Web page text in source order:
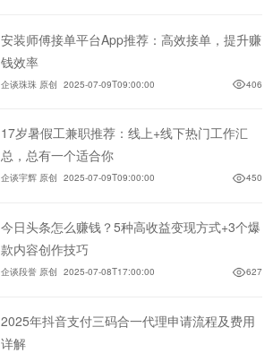
安装师傅接单平台App推荐：高效接单，提升赚
钱效率
企谈珠珠 原创 2025-07-09T09:00:00 406
17岁暑假工兼职推荐：线上+线下热门工作汇
总，总有一个适合你
企谈宇辉 原创 2025-07-09T09:00:00 450
今日头条怎么赚钱？5种高收益变现方式+3个爆
款内容创作技巧
企谈段誉 原创 2025-07-08T17:00:00 627
2025年抖音支付三码合一代理申请流程及费用
详解